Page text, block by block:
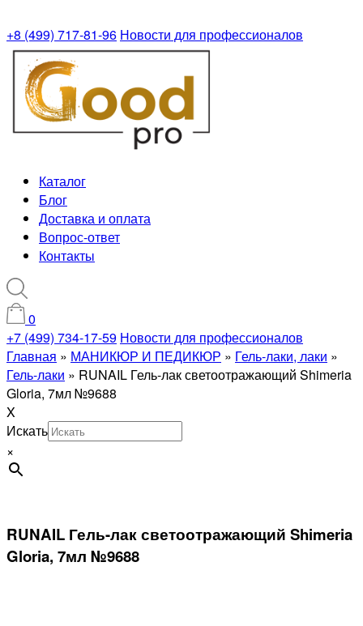
+8 (499) 717-81-96 Новости для профессионалов
Каталог
Блог
Доставка и оплата
Вопрос-ответ
Контакты
0
+7 (499) 734-17-59 Новости для профессионалов
Главная » МАНИКЮР И ПЕДИКЮР » Гель-лаки, лаки »
Гель-лаки » RUNAIL Гель-лак светоотражающий Shimeria
Gloria, 7мл №9688
X
Искать
×
RUNAIL Гель-лак светоотражающий Shimeria
Gloria, 7мл №9688